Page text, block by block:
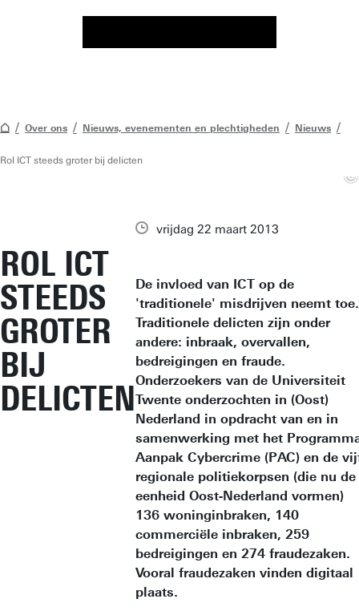
Over ons Nieuws, evenementen en plechtigheden Nieuws
Rol ICT steeds groter bij delicten
ROL ICT
STEEDS
GROTER
BIJ
DELICTEN
vrijdag 22 maart 2013
De invloed van ICT op de
'traditionele' misdrijven neemt toe.
Traditionele delicten zijn onder
andere: inbraak, overvallen,
bedreigingen en fraude.
Onderzoekers van de Universiteit
Twente onderzochten in (Oost)
Nederland in opdracht van en in
samenwerking met het
Aanpak Cybercrime (PAC) en de
regionale politiekorpsen (die nu de
eenheid Oost-Nederland vormen)
136 woninginbraken, 140
commerciële inbraken, 259
bedreigingen en 274 fraudezaken.
Vooral fraudezaken vinden digitaal
plaats.